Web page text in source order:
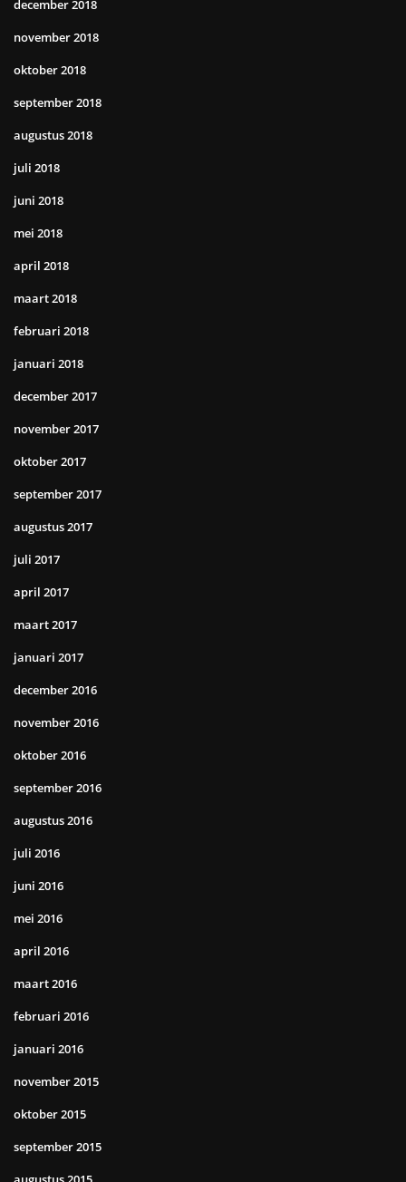
december 2018
november 2018
oktober 2018
september 2018
augustus 2018
juli 2018
juni 2018
mei 2018
april 2018
maart 2018
februari 2018
januari 2018
december 2017
november 2017
oktober 2017
september 2017
augustus 2017
juli 2017
april 2017
maart 2017
januari 2017
december 2016
november 2016
oktober 2016
september 2016
augustus 2016
juli 2016
juni 2016
mei 2016
april 2016
maart 2016
februari 2016
januari 2016
november 2015
oktober 2015
september 2015